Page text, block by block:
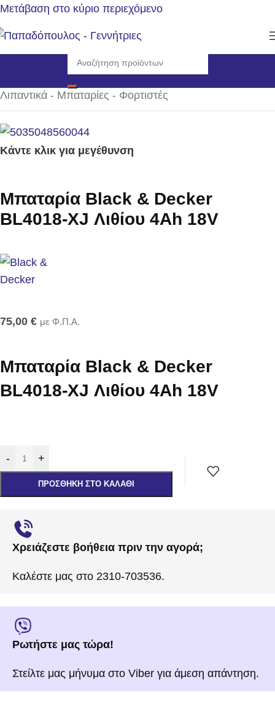
Μετάβαση στο κύριο περιεχόμενο
Αρχική σελίδα/Αναλώσιμα - Ανταλλακτικά/
Λιπαντικά - Μπαταρίες - Φορτιστές
Κάντε κλικ για μεγέθυνση
Μπαταρία Black & Decker
BL4018-XJ Λιθίου 4Ah 18V
75,00 € με Φ.Π.Α.
Μπαταρία Black & Decker
BL4018-XJ Λιθίου 4Ah 18V
- +
ΠΡΟΣΘΉΚΗ ΣΤΟ ΚΑΛΆΘΙ
Χρειάζεστε βοήθεια πριν την αγορά;
Καλέστε μας στο 2310-703536.
Ρωτήστε μας τώρα!
Στείλτε μας μήνυμα στο Viber για άμεση απάντηση.